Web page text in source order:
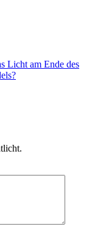
Licht am Ende des